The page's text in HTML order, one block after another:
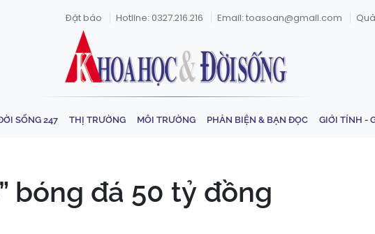
Đặt báo Hotline: 0327.216.216 Email: toasoan@gmail.com
SỐNG 247 THỊ TRƯỜNG MÔI TRƯỜNG PHẢN BIỆN & BẠN ĐỌC GIỚI TÍNH -
bóng đá 50 tỷ đồng